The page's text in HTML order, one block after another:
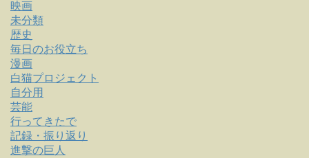
映画
未分類
歴史
毎日のお役立ち
漫画
白猫プロジェクト
自分用
芸能
行ってきたで
記録・振り返り
進撃の巨人